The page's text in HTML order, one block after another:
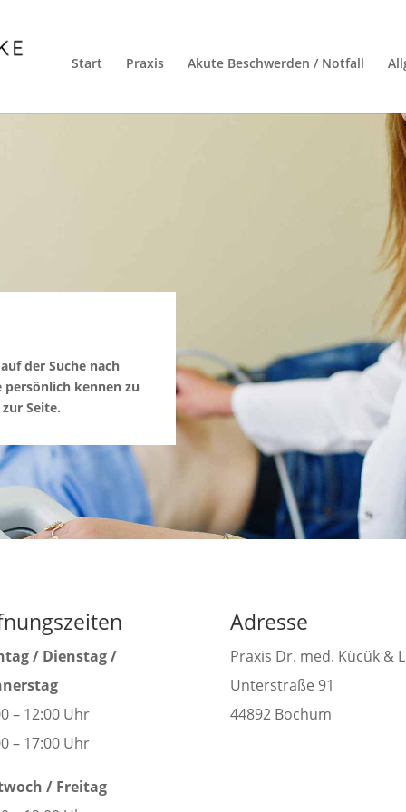
Start Praxis Akute Beschwerden / Notfall
der Suche nach
persönlich kennen zu
Seite.
/ Dienstag /
– 12:00 Uhr
– 17:00 Uhr
/ Freitag
Adresse
Praxis Dr. med. Kücük &
Unterstraße 91
44892 Bochum